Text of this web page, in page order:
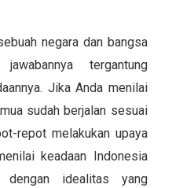
negara dan bangsa
tergantung
Jika Anda menilai
sudah berjalan sesuai
repot melakukan upaya
keadaan Indonesia
dengan idealitas yang